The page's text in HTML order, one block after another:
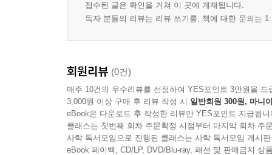
Portraits de Musiciens
LES REGRETS, REVERIES COULEUR DU
1. Tuileries
2. Versailles
3. Promenade
4. Famille Ecoutant la Musique
5
접수된 글은 확인을 거쳐 이 곳에 게재됩니다.
독자 분들의 리뷰는 리뷰 쓰기를, 책에 대한 문의는
회원리뷰 (0건)
매주 10건의 우수리뷰를 선정하여 YES포인트 3만원을 드
3,000원 이상 구매 후 리뷰 작성 시 일반회원 300원, 마니
eBook은 다운로드 후 작성한 리뷰만 YES포인트 지급됩니
클래스는 첫번째 회차 주문확정 시점부터 마지막 회차 주
사락 독서모임으로 진행된 클래스는 사락 독서모임 게시
eBook 페이백, CD/LP, DVD/Blu-ray, 패션 및 판매금지 상